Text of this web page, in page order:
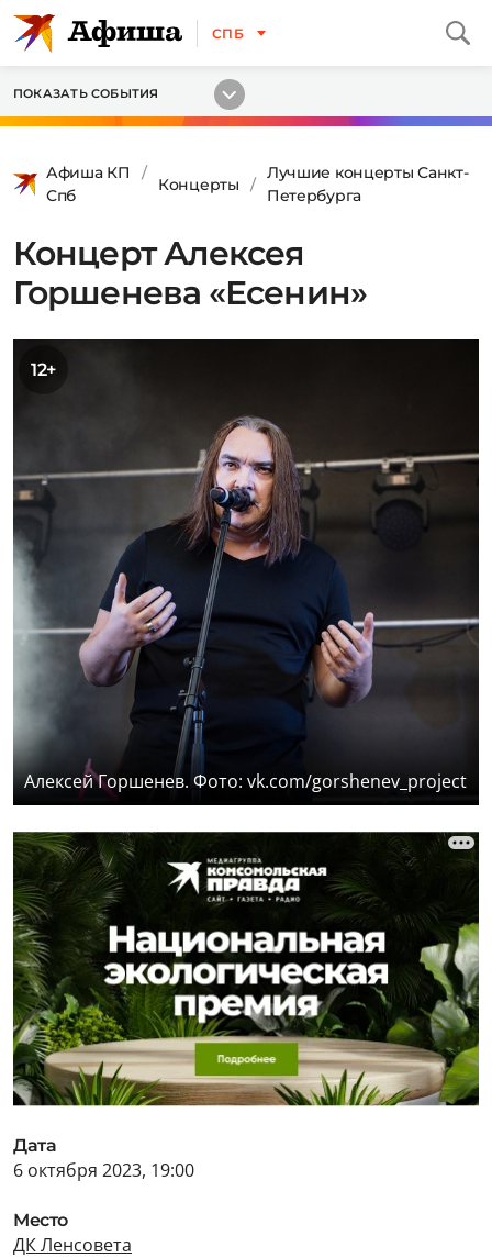
СПБ
ПОКАЗАТЬ СОБЫТИЯ
Афиша КП
Спб
Концерты
Лучшие концерты Санкт-
Петербурга
Концерт Алексея
Горшенева «Есенин»
12+
Алексей Горшенев. Фото: vk.com/gorshenev_project
Дата
6 октября 2023, 19:00
Место
ДК Ленсовета